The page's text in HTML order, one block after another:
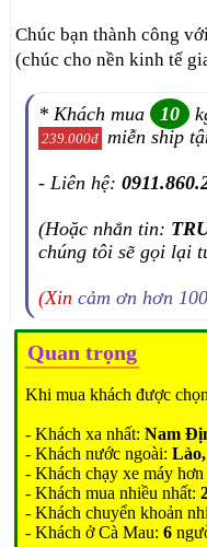
Chúc bạn thành công
(chúc cho nền kinh tế
* Khách mua 10
239.000đ miễn ship
- Liên hệ:
(Hoặc nhắn tin:
chúng tôi sẽ gọi lại
(Xincảm ơn hơn
Quan trọng
Khi mua khách được
- Khách xa nhất:Nam
- Khách nước ngoài:
- Khách chạy xe máy
- Khách mua nhiều nhất:
- Khách chuyển khoản
- Khách ở Cà Mau:6